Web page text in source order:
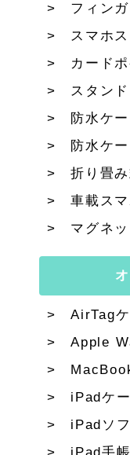
フィン
スマホ
カード
スタン
防水ケ
防水ケ
折り畳
車載ス
マグネ
AirTag
Apple
iPadケ
iPadソ